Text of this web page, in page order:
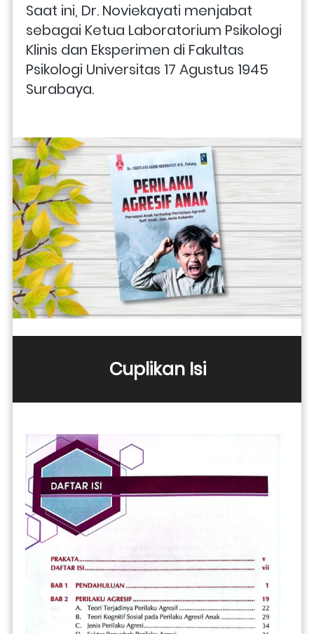
Saat ini, Dr. Noviekayati menjabat
sebagai Ketua Laboratorium Psikologi
Klinis dan Eksperimen di Fakultas
Psikologi Universitas 17 Agustus 1945
Surabaya.
Cuplikan Isi